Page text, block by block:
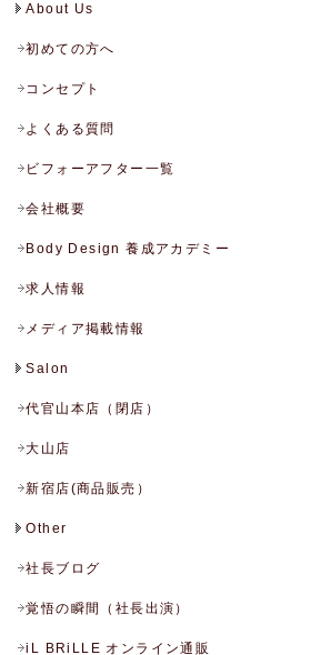
About Us
初めての方へ
コンセプト
よくある質問
ビフォーアフター一覧
会社概要
Body Design 養成アカデミー
求人情報
メディア掲載情報
Salon
代官山本店（閉店）
大山店
新宿店(商品販売）
Other
社長ブログ
覚悟の瞬間（社長出演）
iL BRiLLE オンライン通販